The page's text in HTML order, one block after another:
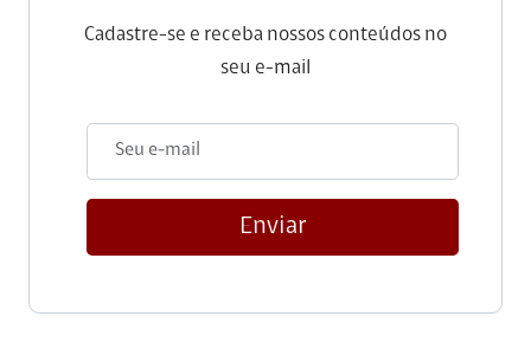
Cadastre-se e receba nossos conteúdos no
seu e-mail
Enviar